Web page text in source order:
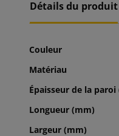
Détails du produit
Couleur
Matériau
Épaisseur de la
Longueur (mm)
Largeur (mm)